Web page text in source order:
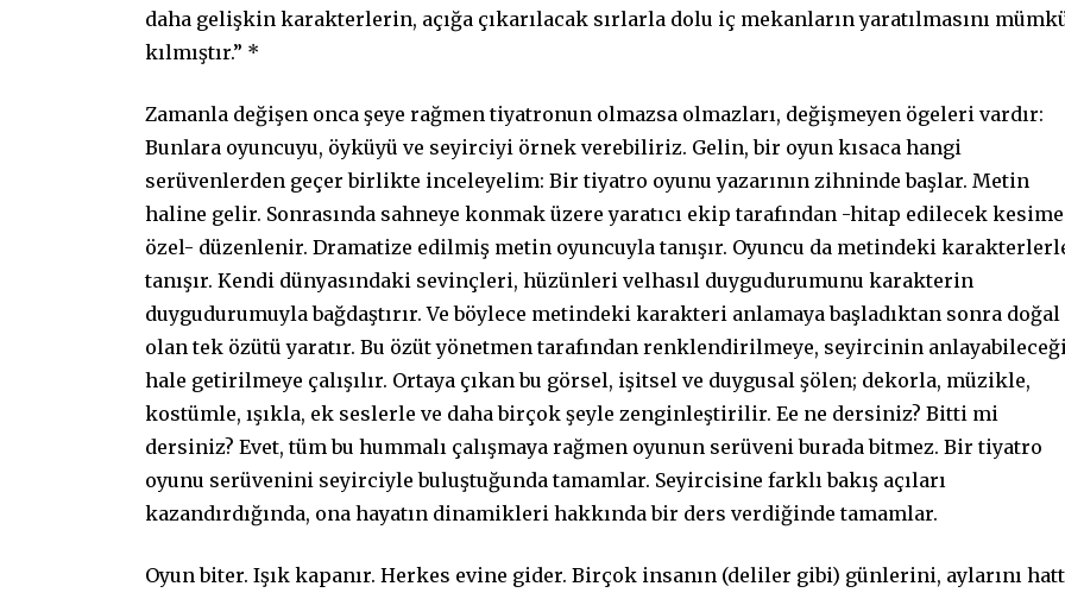
daha gelişkin karakterlerin, açığa çıkarılacak sırlarla dolu iç mekanların yaratılmasını
kılmıştır.” *
Zamanla değişen onca şeye rağmen tiyatronun olmazsa olmazları, değişmeyen ögeleri vardır:
Bunlara oyuncuyu, öyküyü ve seyirciyi örnek verebiliriz. Gelin, bir oyun kısaca hangi
serüvenlerden geçer birlikte inceleyelim: Bir tiyatro oyunu yazarının zihninde başlar. Metin
haline gelir. Sonrasında sahneye konmak üzere yaratıcı ekip tarafından -hitap edilecek kesime
özel- düzenlenir. Dramatize edilmiş metin oyuncuyla tanışır. Oyuncu da metindeki
tanışır. Kendi dünyasındaki sevinçleri, hüzünleri velhasıl duygudurumunu karakterin
duygudurumuyla bağdaştırır. Ve böylece metindeki karakteri anlamaya başladıktan sonra doğal
olan tek özütü yaratır. Bu özüt yönetmen tarafından renklendirilmeye, seyircinin
hale getirilmeye çalışılır. Ortaya çıkan bu görsel, işitsel ve duygusal şölen; dekorla, müzikle,
kostümle, ışıkla, ek seslerle ve daha birçok şeyle zenginleştirilir. Ee ne dersiniz? Bitti mi
dersiniz? Evet, tüm bu hummalı çalışmaya rağmen oyunun serüveni burada bitmez. Bir tiyatro
oyunu serüvenini seyirciyle buluştuğunda tamamlar. Seyircisine farklı bakış açıları
kazandırdığında, ona hayatın dinamikleri hakkında bir ders verdiğinde tamamlar.
Oyun biter. Işık kapanır. Herkes evine gider. Birçok insanın (deliler gibi) günlerini, aylarını